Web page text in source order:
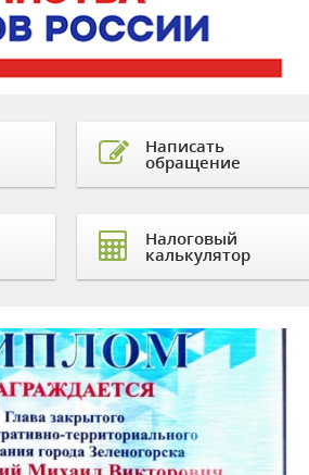
Написать
обращение
Налоговый
калькулятор